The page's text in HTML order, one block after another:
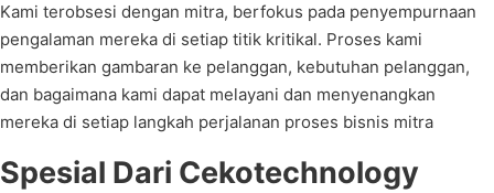
Kami terobsesi dengan mitra, berfokus pada penyempurnaan
pengalaman mereka di setiap titik kritikal. Proses kami
memberikan gambaran ke pelanggan, kebutuhan pelanggan,
dan bagaimana kami dapat melayani dan menyenangkan
mereka di setiap langkah perjalanan proses bisnis mitra
Spesial Dari Cekotechnology